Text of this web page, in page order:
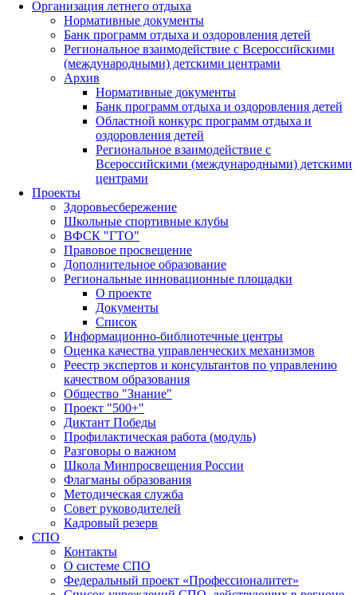
Организация летнего отдыха
Нормативные документы
Банк программ отдыха и оздоровления детей
Региональное взаимодействие с Всероссийскими
(международными) детскими центрами
Архив
Нормативные документы
Банк программ отдыха и оздоровления детей
Областной конкурс программ отдыха и
оздоровления детей
Региональное взаимодействие с
Всероссийскими (международными) детскими
центрами
Проекты
Здоровьесбережение
Школьные спортивные клубы
ВФСК "ГТО"
Правовое просвещение
Дополнительное образование
Региональные инновационные площадки
О проекте
Документы
Список
Информационно-библиотечные центры
Оценка качества управленческих механизмов
Реестр экспертов и консультантов по управлению
качеством образования
Общество "Знание"
Проект "500+"
Диктант Победы
Профилактическая работа (модуль)
Разговоры о важном
Школа Минпросвещения России
Флагманы образования
Методическая служба
Совет руководителей
Кадровый резерв
СПО
Контакты
О системе СПО
Федеральный проект «Профессионалитет»